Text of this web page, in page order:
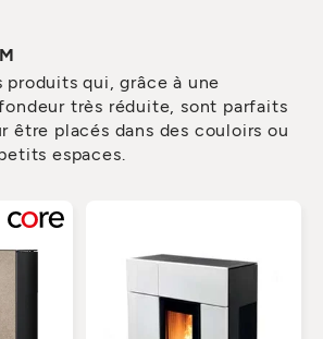
produits qui, grâce à une
très réduite, sont parfaits
être placés dans des couloirs ou
espaces.